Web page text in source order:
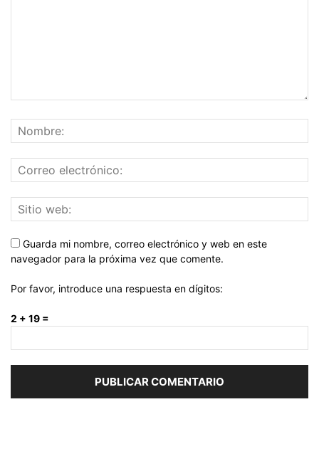
Guarda mi nombre, correo electrónico y web en este
navegador para la próxima vez que comente.
Por favor, introduce una respuesta en dígitos:
2 + 19 =